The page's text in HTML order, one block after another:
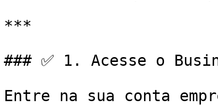
***
### ✅ 1. Acesse o
Entre na sua conta